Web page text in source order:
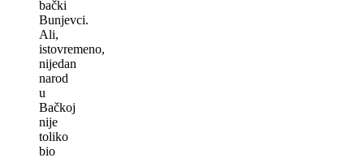
bački
Bunjevci.
Ali,
istovremeno,
nijedan
narod
u
Bačkoj
nije
toliko
bio